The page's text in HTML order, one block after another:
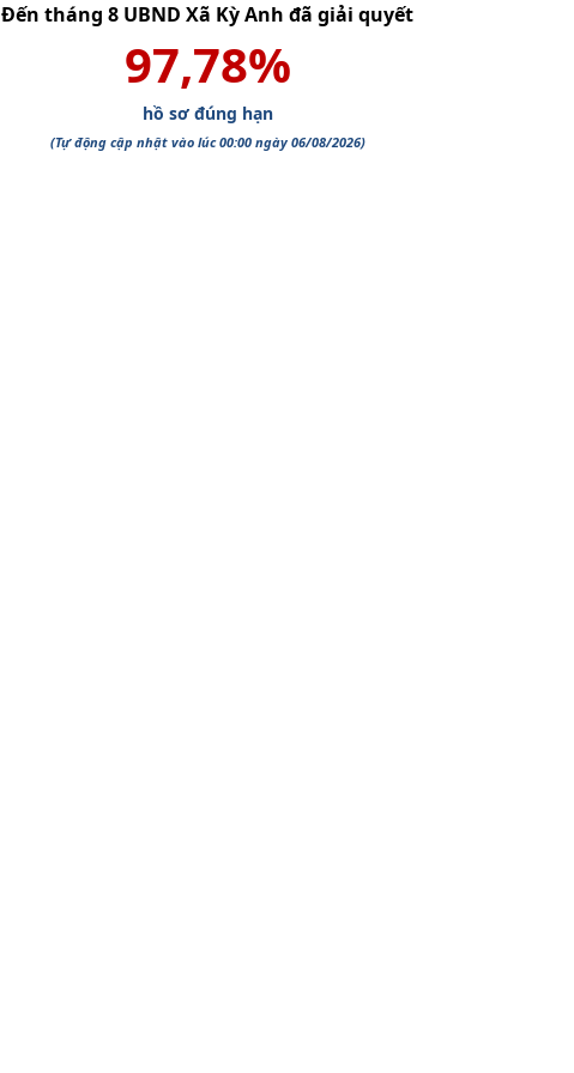
Đến tháng 8 UBND Xã Kỳ Anh đã giải quyết
97,78%
hồ sơ đúng hạn
(Tự động cập nhật vào lúc 00:00 ngày 06/08/2026)